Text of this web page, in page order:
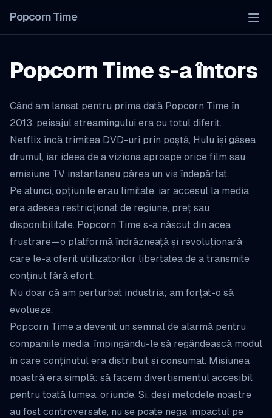
Popcorn Time
Popcorn Time s-a întors
Când am lansat pentru prima dată Popcorn Time în
2013, peisajul streamingului era cu totul diferit.
Netflix încă trimitea DVD-uri prin poștă, Hulu își găsea
drumul, iar ideea de a viziona aproape orice film sau
emisiune TV instantaneu părea un vis îndepărtat.
Pe atunci, opțiunile erau limitate, iar accesul la media
era adesea restricționat de regiune, preț sau
disponibilitate. Popcorn Time s-a născut din acea
frustrare—o platformă îndrăzneață și revoluționară
care le-a oferit utilizatorilor libertatea de a transmite
conținut fără efort.
Nu doar că am perturbat industria; am forțat-o să
evolueze.
Popcorn Time a devenit un semnal de alarmă pentru
companiile media, împingându-le să regândească modul
în care conținutul era distribuit și consumat. Misiunea
noastră era simplă: să facem divertismentul accesibil
pentru toată lumea, oriunde. Și, deși metodele noastre
au fost controversate, nu se poate nega impactul pe